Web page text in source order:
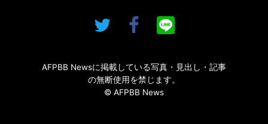
AFPBB Newsに掲載している写真・見出し・記事
の無断使用を禁じます。
© AFPBB News